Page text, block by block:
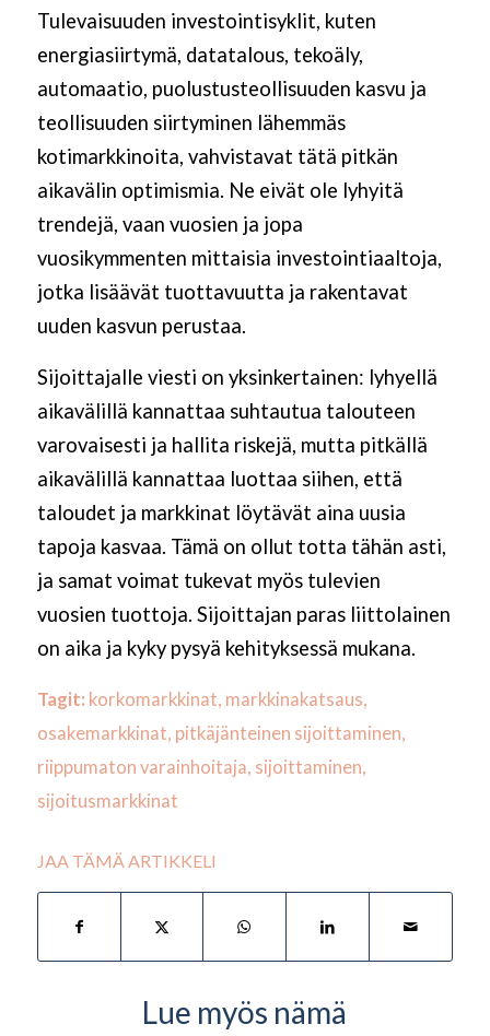
Tulevaisuuden investointisyklit, kuten
energiasiirtymä, datatalous, tekoäly,
automaatio, puolustusteollisuuden kasvu ja
teollisuuden siirtyminen lähemmäs
kotimarkkinoita, vahvistavat tätä pitkän
aikavälin optimismia. Ne eivät ole lyhyitä
trendejä, vaan vuosien ja jopa
vuosikymmenten mittaisia investointiaaltoja,
jotka lisäävät tuottavuutta ja rakentavat
uuden kasvun perustaa.
Sijoittajalle viesti on yksinkertainen: lyhyellä
aikavälillä kannattaa suhtautua talouteen
varovaisesti ja hallita riskejä, mutta pitkällä
aikavälillä kannattaa luottaa siihen, että
taloudet ja markkinat löytävät aina uusia
tapoja kasvaa. Tämä on ollut totta tähän asti,
ja samat voimat tukevat myös tulevien
vuosien tuottoja. Sijoittajan paras liittolainen
on aika ja kyky pysyä kehityksessä mukana.
Tagit: korkomarkkinat, markkinakatsaus,
osakemarkkinat, pitkäjänteinen sijoittaminen,
riippumaton varainhoitaja, sijoittaminen,
sijoitusmarkkinat
JAA TÄMÄ ARTIKKELI
Lue myös nämä